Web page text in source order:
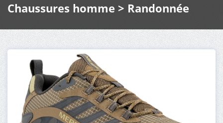
Chaussures homme > Randonnée